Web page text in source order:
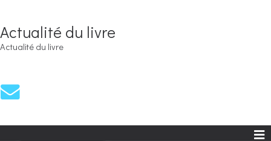
Actualité du livre
Actualité du livre